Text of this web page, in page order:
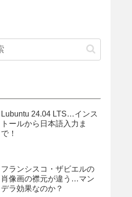
Lubuntu 24.04 LTS…インス
トールから日本語入力ま
で！
フランシスコ・ザビエルの
肖像画の襟元が違う…マン
デラ効果なのか？